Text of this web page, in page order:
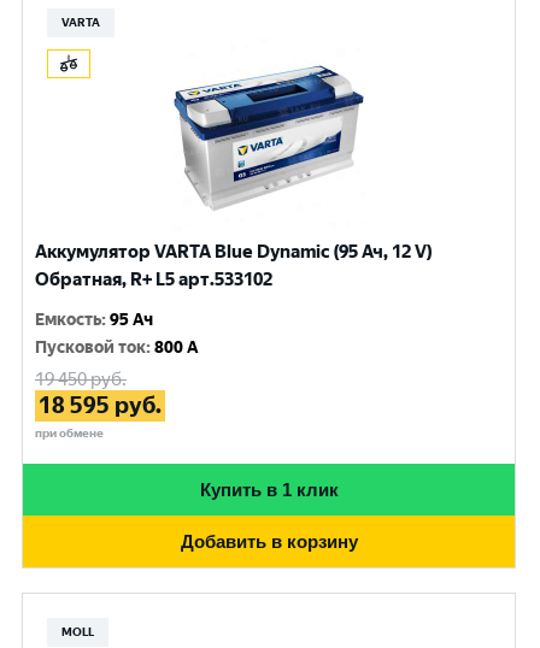
VARTA
Аккумулятор VARTA Blue Dynamic (95 Ач, 12 V)
Обратная, R+ L5 арт.533102
Емкость:95 Ач
Пусковой ток:800 A
19 450руб.
18 595 руб.
при обмене
Купить в 1 клик
Добавить в корзину
MOLL